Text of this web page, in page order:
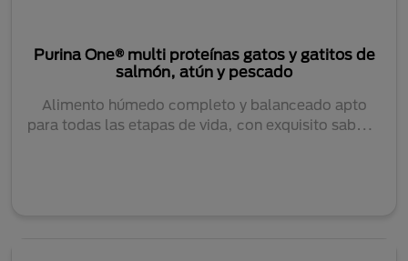
Purina One® multi proteínas gatos y gatitos de
salmón, atún y pescado
Alimento húmedo completo y balanceado apto
para todas las etapas de vida, con exquisito sabor y